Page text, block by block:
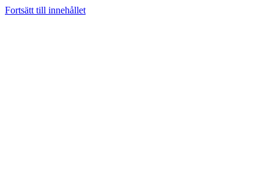
Fortsätt till innehållet